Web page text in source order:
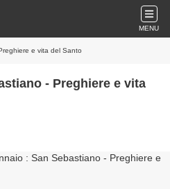
MENU
e vita del Santo
- Preghiere e vita